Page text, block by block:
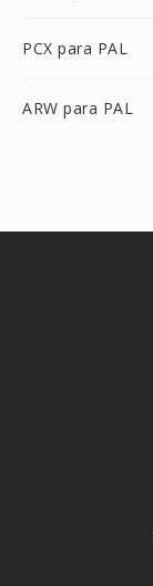
PCX para PAL
ARW para PAL